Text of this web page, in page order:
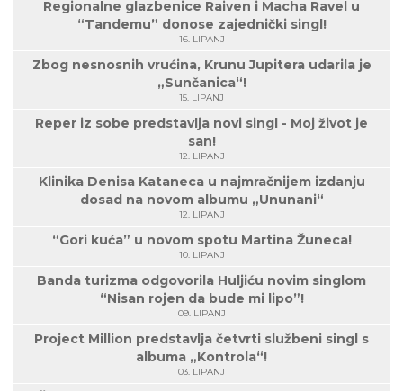
Regionalne glazbenice Raiven i Macha Ravel u
“Tandemu” donose zajednički singl!
16. LIPANJ
Zbog nesnosnih vrućina, Krunu Jupitera udarila je
„Sunčanica“!
15. LIPANJ
Reper iz sobe predstavlja novi singl - Moj život je
san!
12. LIPANJ
Klinika Denisa Kataneca u najmračnijem izdanju
dosad na novom albumu „Ununani“
12. LIPANJ
“Gori kuća” u novom spotu Martina Žuneca!
10. LIPANJ
Banda turizma odgovorila Huljiću novim singlom
“Nisan rojen da bude mi lipo”!
09. LIPANJ
Project Million predstavlja četvrti službeni singl s
albuma „Kontrola“!
03. LIPANJ